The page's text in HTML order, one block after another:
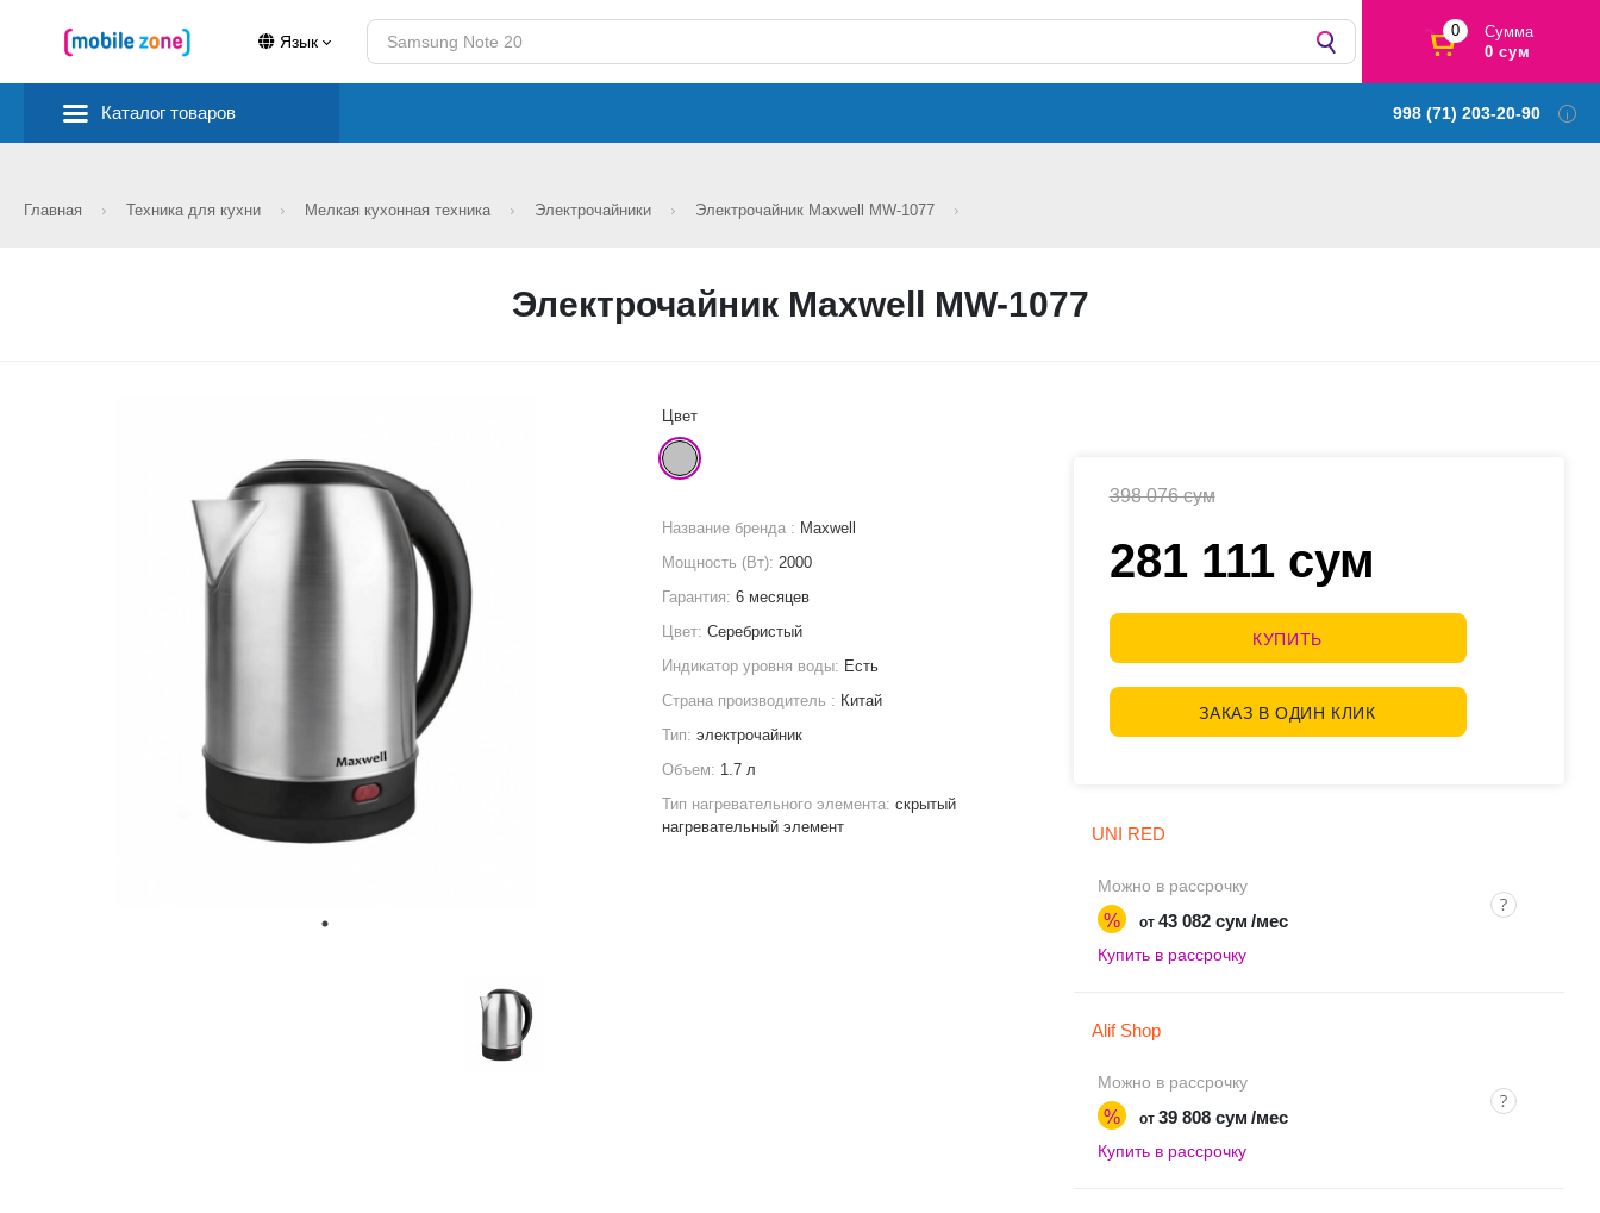
Язык
0
Сумма
0 сум
Каталог товаров 998 (71) 203-20-90
Главная Техника для кухни Мелкая кухонная техника Электрочайники Электрочайник Maxwell MW-1077
Электрочайник Maxwell MW-1077
398 076 сум
281 111 сум
КУПИТЬ
ЗАКАЗ В ОДИН КЛИК
UNI RED
Можно в рассрочку
% от 43 082 сум /мес
Купить в рассрочку
Alif Shop
Можно в рассрочку
% от 39 808 сум /мес
Купить в рассрочку
Цвет
Название бренда : Maxwell
Мощность (Вт):2000
Гарантия:6 месяцев
Цвет:Серебристый
Индикатор уровня воды: Есть
Страна производитель : Китай
Тип:электрочайник
Объем: 1.7 л
Тип нагревательного элемента:скрытый
нагревательный элемент